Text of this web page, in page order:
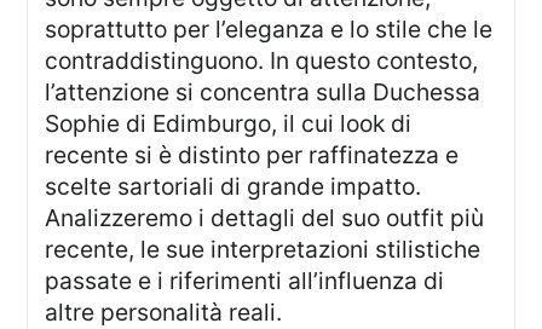
soprattutto per l’eleganza e lo stile che le
contraddistinguono. In questo contesto,
l’attenzione si concentra sulla Duchessa
Sophie di Edimburgo, il cui look di
recente si è distinto per raffinatezza e
scelte sartoriali di grande impatto.
Analizzeremo i dettagli del suo outfit più
recente, le sue interpretazioni stilistiche
passate e i riferimenti all’influenza di
altre personalità reali.